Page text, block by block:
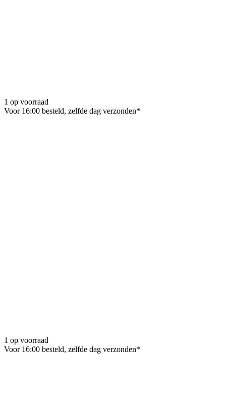
1 op voorraad
Voor 16:00 besteld, zelfde dag verzonden*
1 op voorraad
Voor 16:00 besteld, zelfde dag verzonden*